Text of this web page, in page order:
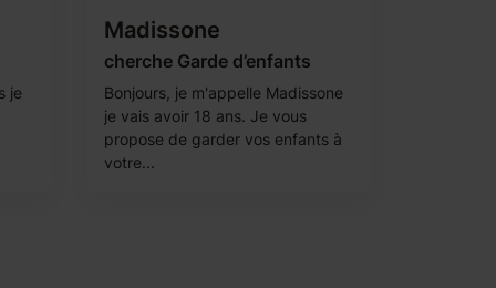
je
Madissone
cherche Garde d’enfants
Bonjours, je m'appelle Madissone
je vais avoir 18 ans. Je vous
propose de garder vos enfants à
votre...